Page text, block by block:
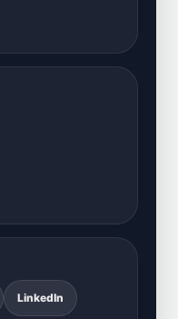
LinkedIn